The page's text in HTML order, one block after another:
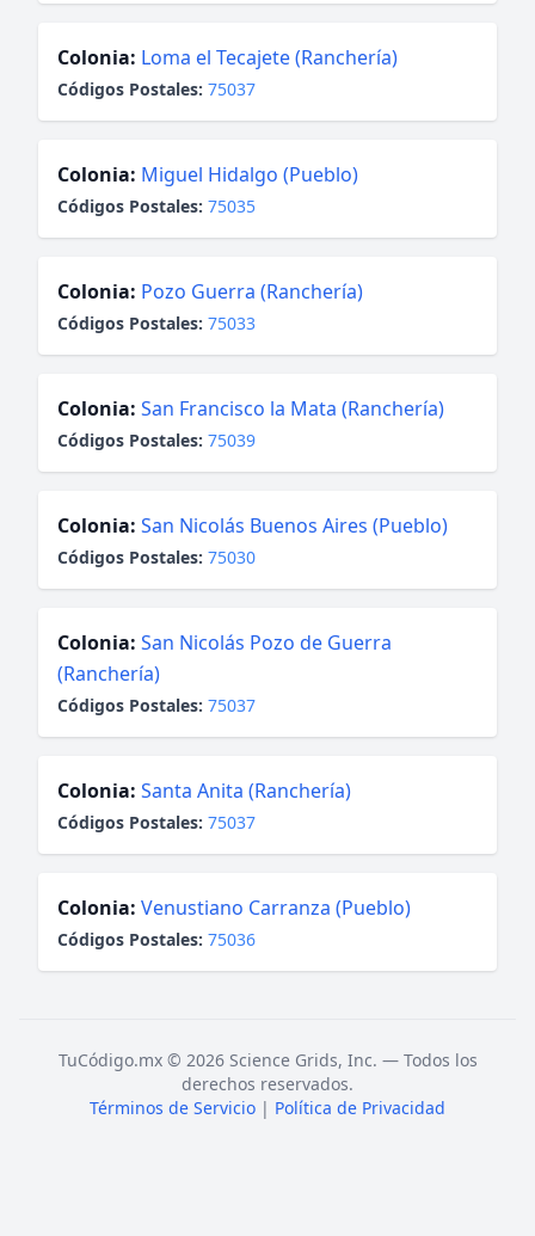
Colonia: Loma el Tecajete (Ranchería)
Códigos Postales: 75037
Colonia: Miguel Hidalgo (Pueblo)
Códigos Postales: 75035
Colonia: Pozo Guerra (Ranchería)
Códigos Postales: 75033
Colonia: San Francisco la Mata (Ranchería)
Códigos Postales: 75039
Colonia: San Nicolás Buenos Aires (Pueblo)
Códigos Postales: 75030
Colonia: San Nicolás Pozo de Guerra
(Ranchería)
Códigos Postales: 75037
Colonia: Santa Anita (Ranchería)
Códigos Postales: 75037
Colonia: Venustiano Carranza (Pueblo)
Códigos Postales: 75036
TuCódigo.mx © 2026 Science Grids, Inc. — Todos los
derechos reservados.
Términos de Servicio | Política de Privacidad